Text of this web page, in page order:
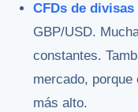
CFDs de
GBP/USD.
constantes.
mercado,
más alto.